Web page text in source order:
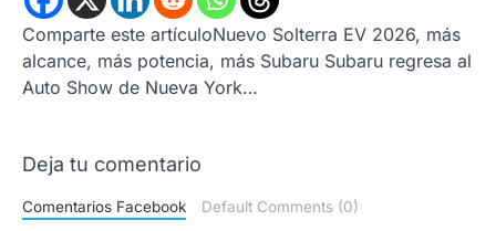
Comparte este artículoNuevo Solterra EV 2026, más
alcance, más potencia, más Subaru Subaru regresa al
Auto Show de Nueva York…
Deja tu comentario
Comentarios Facebook Default Comments (0)